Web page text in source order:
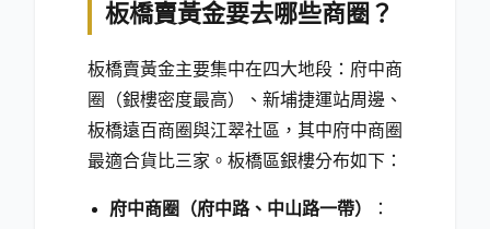
板橋賣黃金要去哪些商圈？
板橋賣黃金主要集中在四大地段：府中商
圈（銀樓密度最高）、新埔捷運站周邊、
板橋遠百商圈與江翠社區，其中府中商圈
最適合貨比三家。板橋區銀樓分布如下：
府中商圈（府中路、中山路一帶）
：